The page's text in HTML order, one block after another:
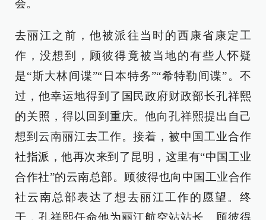
会。
去丽江之前，他被派往当时的西康省康定工
作，没想到，顾彼得竟被当地的有些人怀疑
是“斯大林间谍”“日本特务”“希特勒间谍”。不
过，他幸运地得到了国民政府财政部长孔祥熙
的关照，得以回到重庆。他向孔祥熙提出自己
想到云南丽江去工作。接着，被中国工业合作
社指派，他再次来到了昆明，这里有“中国工业
合作社”的云南总部。顾彼得也向中国工业合作
社云南总部表达了想去丽江工作的愿望。终
于，孔祥熙任命他为丽江航空站站长。顾彼得